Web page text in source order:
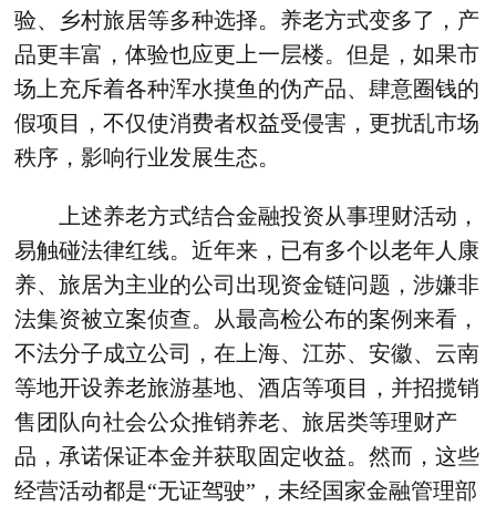
验、乡村旅居等多种选择。养老方式变多了，产
品更丰富，体验也应更上一层楼。但是，如果市
场上充斥着各种浑水摸鱼的伪产品、肆意圈钱的
假项目，不仅使消费者权益受侵害，更扰乱市场
秩序，影响行业发展生态。
上述养老方式结合金融投资从事理财活动，
易触碰法律红线。近年来，已有多个以老年人康
养、旅居为主业的公司出现资金链问题，涉嫌非
法集资被立案侦查。从最高检公布的案例来看，
不法分子成立公司，在上海、江苏、安徽、云南
等地开设养老旅游基地、酒店等项目，并招揽销
售团队向社会公众推销养老、旅居类等理财产
品，承诺保证本金并获取固定收益。然而，这些
经营活动都是“无证驾驶”，未经国家金融管理部